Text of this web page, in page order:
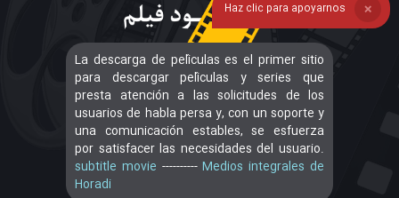
La descarga de películas es el primer sitio
para descargar películas y series que
presta atención a las solicitudes de los
usuarios de habla persa y, con un soporte y
una comunicación estables, se esfuerza
por satisfacer las necesidades del usuario.
subtitle movie ----------Medios integrales de
Horadi
Haz clic para apoyarnos ❌